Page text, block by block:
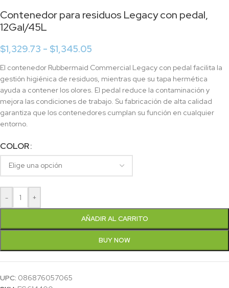
Contenedor para residuos Legacy con pedal,
12Gal/45L
$1,329.73 - $1,345.05
El contenedor Rubbermaid Commercial Legacy con pedal facilita la
gestión higiénica de residuos, mientras que su tapa hermética
ayuda a contener los olores. El pedal reduce la contaminación y
mejora las condiciones de trabajo. Su fabricación de alta calidad
garantiza que los contenedores cumplan su función en cualquier
entorno.
COLOR
- +
AÑADIR AL CARRITO
BUY NOW
UPC: 086876057065